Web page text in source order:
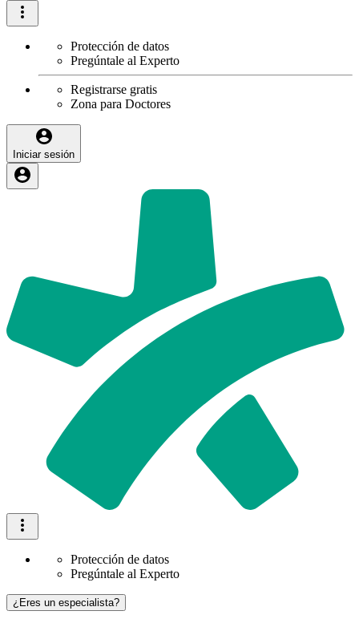
Protección de datos
Pregúntale al Experto
Registrarse gratis
Zona para Doctores
Iniciar sesión
Protección de datos
Pregúntale al Experto
¿Eres un especialista?